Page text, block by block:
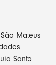
Mateus
Santo